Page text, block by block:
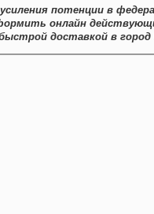
потенции в
онлайн
доставкой в город